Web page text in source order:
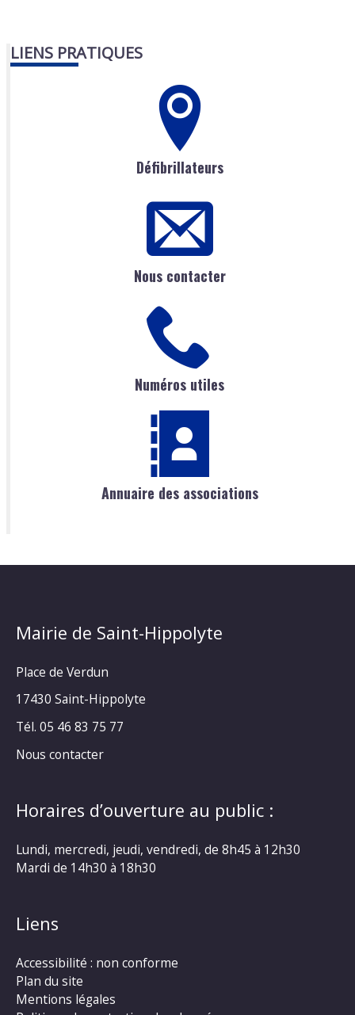
LIENS PRATIQUES
Défibrillateurs
Nous contacter
Numéros utiles
Annuaire des associations
Mairie de Saint-Hippolyte
Place de Verdun
17430 Saint-Hippolyte
Tél. 05 46 83 75 77
Nous contacter
Horaires d’ouverture au public :
Lundi, mercredi, jeudi, vendredi, de 8h45 à 12h30
Mardi de 14h30 à 18h30
Liens
Accessibilité : non conforme
Plan du site
Mentions légales